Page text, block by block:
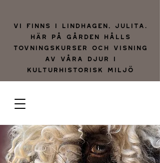
Vi finns i lindhagen, julita.
Här på gården hålls
tovningskurser och visning
av våra djur i
kulturhistorisk miljö